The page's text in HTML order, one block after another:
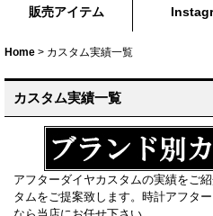
販売アイテム
Home > カスタム実績一覧
カスタム実績一覧
アフターダイヤカスタムの実績をご
タムをご提案致します。時計アフタ